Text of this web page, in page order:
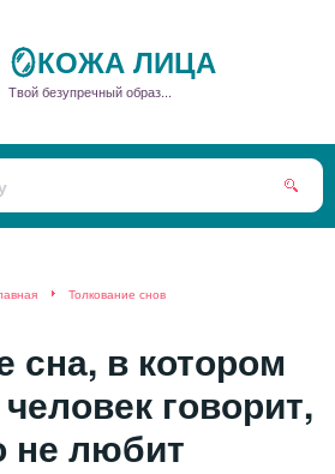
🪞КОЖА ЛИЦА
Твой безупречный образ...
Толкование снов
сна, в котором
говорит,
не любит